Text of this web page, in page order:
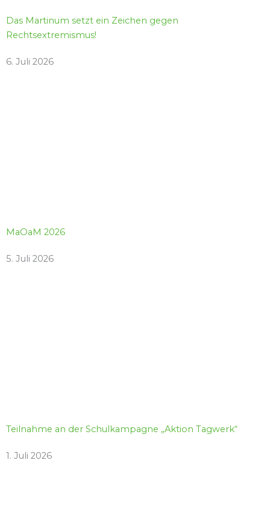
Das Martinum setzt ein Zeichen gegen
Rechtsextremismus!
6. Juli 2026
MaOaM 2026
5. Juli 2026
Teilnahme an der Schulkampagne „Aktion Tagwerk“
1. Juli 2026